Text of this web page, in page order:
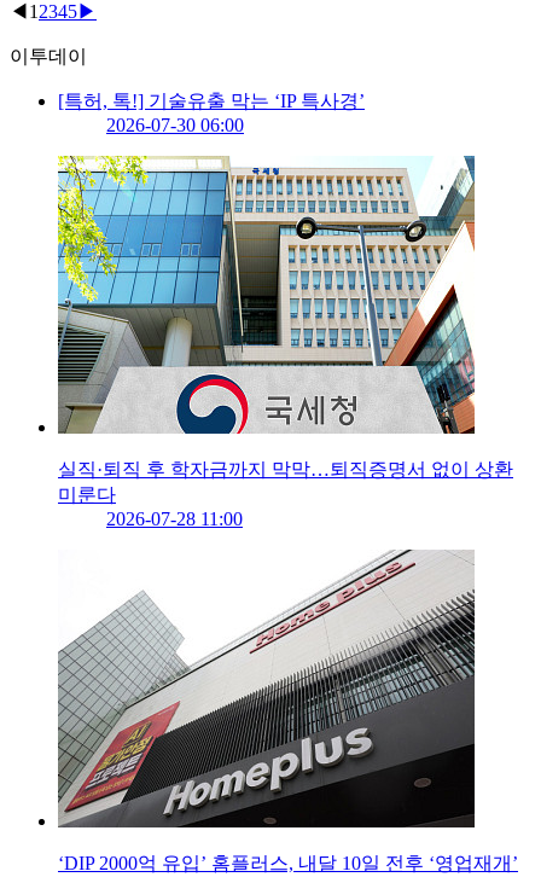
◀ 1 2345▶
이투데이
[특허, 톡!] 기술유출 막는 ‘IP 특사경’
2026-07-30 06:00
실직·퇴직 후 학자금까지 막막…퇴직증명서 없이 상환
미룬다
2026-07-28 11:00
‘DIP 2000억 유입’ 홈플러스, 내달 10일 전후 ‘영업재개’